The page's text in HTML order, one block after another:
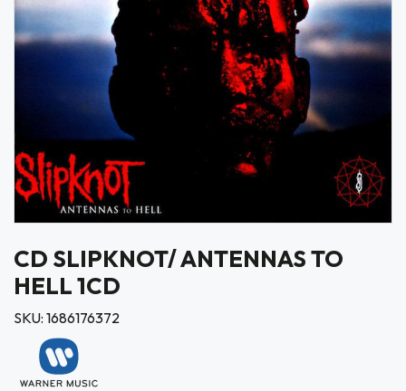
CD SLIPKNOT/ ANTENNAS TO
HELL 1CD
SKU: 1686176372